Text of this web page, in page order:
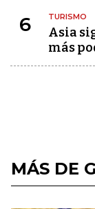
6 TURISMO
Asia
más
MÁS DE